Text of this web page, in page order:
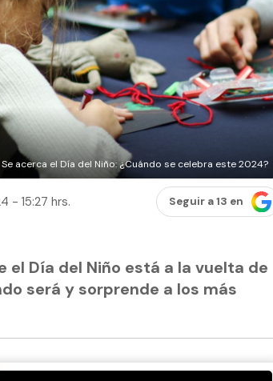
Se acerca el Día del Niño: ¿Cuándo se celebra este 2024?
- 15:27 hrs. Seguir a 13 en
el Día del Niño está a la vuelta de
será y sorprende a los más